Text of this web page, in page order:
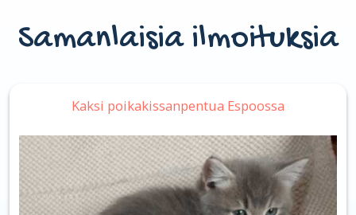
Samanlaisia ilmoituksia
Kaksi poikakissanpentua Espoossa